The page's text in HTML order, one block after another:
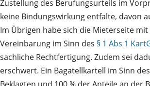
Zustellung des Berufungsurteils im
keine Bindungswirkung entfalte, davon
Im Übrigen habe sich die Mieterseite
Vereinbarung im Sinn des § 1 Abs 1
sachliche Rechtfertigung. Zudem sei
erschwert. Ein Bagatellkartell im Sinn des
Beklagten und 100 % der Anteile an